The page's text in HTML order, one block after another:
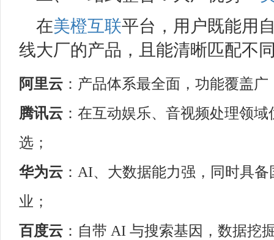
在美橙互联平台，用户既能用
线大厂的产品，且能清晰匹配不
阿里云 ：产品体系最全面，功能覆盖
腾讯云 ：在互动娱乐、音视频处理领
选；
华为云 ：AI、大数据能力强，同时具
业；
百度云 ：自带 AI 与搜索基因，数据挖